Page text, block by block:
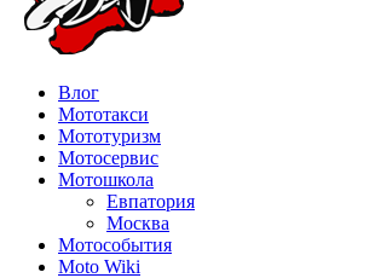
Влог
Мототакси
Мототуризм
Мотосервис
Мотошкола
Евпатория
Москва
Мотособытия
Moto Wiki